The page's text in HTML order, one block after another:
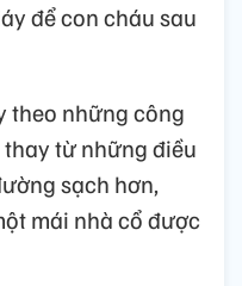
để con cháu sau
theo những công
từ những điều
sạch hơn,
mái nhà cổ được